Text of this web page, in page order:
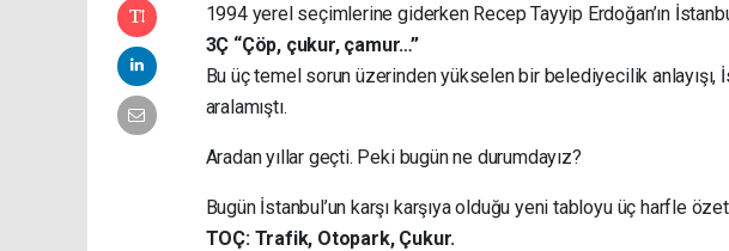
1994 yerel seçimlerine giderken Recep Tayyip Erdoğan’ın
3Ç “Çöp, çukur, çamur…”
Bu üç temel sorun üzerinden yükselen bir belediyecilik anlayışı,
aralamıştı.
Aradan yıllar geçti. Peki bugün ne durumdayız?
Bugün İstanbul’un karşı karşıya olduğu yeni tabloyu üç harfle
TOÇ: Trafik, Otopark, Çukur.